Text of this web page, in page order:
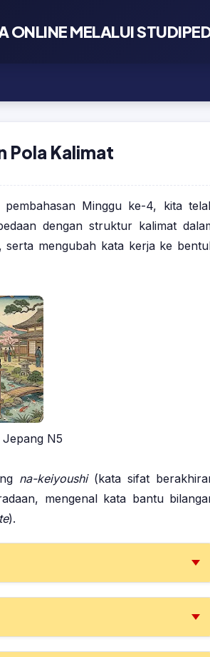
ONLINE MELALUI
dan PKTBT
Klasikal Latsar CPNS
Pola Kalimat
Minggu ke-4, kita
dengan struktur kalimat
serta mengubah kata kerja ke
Jepang N5
na-keiyoushi(kata sifat
mengenal kata bantu
te).